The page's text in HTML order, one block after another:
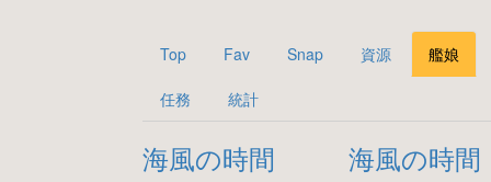
Top Fav Snap 資源 艦娘
任務 統計
海風の時間 海風の時間